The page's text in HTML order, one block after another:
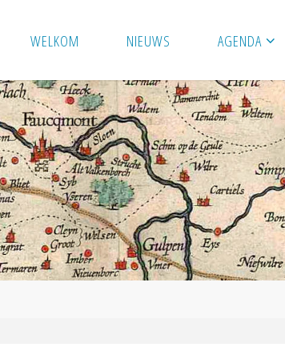
WELKOM NIEUWS AGENDA